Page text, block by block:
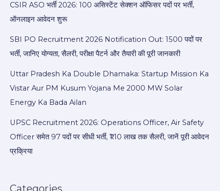
CSIR ASO भर्ती 2026: 100 असिस्टेंट सेक्शन ऑफिसर पदों पर भर्ती,
ऑनलाइन आवेदन शुरू
SBI PO Recruitment 2026 Notification Out: 1500 पदों पर
भर्ती, जानिए योग्यता, सैलरी, परीक्षा पैटर्न और तैयारी की पूरी जानकारी
Uttar Pradesh Ka Double Dhamaka: Startup Mission Ka
Vistar Aur PM Kusum Yojana Me 2000 MW Solar
Energy Ka Bada Ailan
UPSC Recruitment 2026: Operations Officer, Air Safety
Officer समेत 97 पदों पर सीधी भर्ती, ₹1.10 लाख तक सैलरी, जानें पूरी आवेदन
प्रक्रिया
Categories